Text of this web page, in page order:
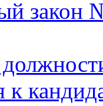
закон
к